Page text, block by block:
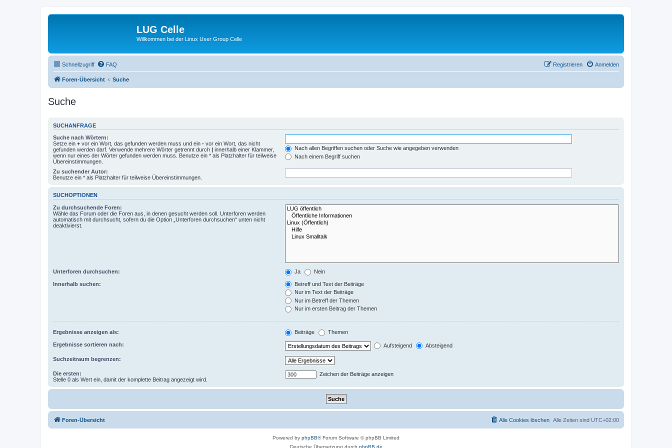
LUG Celle
Willkommen bei der Linux User Group Celle
Schnellzugriff FAQ Anmelden
Registrieren
Foren-Übersicht Suche
Suche
SUCHANFRAGE
Suche nach Wörtern:
Setze ein + vor ein Wort, das gefunden werden muss und ein - vor ein Wort, das nicht
gefunden werden darf. Verwende mehrere Wörter getrennt durch | innerhalb einer Klammer,
wenn nur eines der Wörter gefunden werden muss. Benutze ein * als Platzhalter für teilweise
Übereinstimmungen.
Nach allen Begriffen suchen oder Suche wie angegeben verwenden
Nach einem Begriff suchen
Zu suchender Autor:
Benutze ein * als Platzhalter für teilweise Übereinstimmungen.
SUCHOPTIONEN
Zu durchsuchende Foren:
Wähle das Forum oder die Foren aus, in denen gesucht werden soll. Unterforen werden
automatisch mit durchsucht, sofern du die Option „Unterforen durchsuchen“ unten nicht
deaktivierst.
Unterforen durchsuchen: Ja Nein
Innerhalb suchen:
Betreff und Text der Beiträge
Nur im Text der Beiträge
Nur im Betreff der Themen
Nur im ersten Beitrag der Themen
Ergebnisse anzeigen als: Beiträge Themen
Ergebnisse sortieren nach: Aufsteigend Absteigend
Suchzeitraum begrenzen:
Die ersten:
Stelle 0 als Wert ein, damit der komplette Beitrag angezeigt wird.
Zeichen der Beiträge anzeigen
Foren-Übersicht Alle Zeiten sind UTC+02:00
Alle Cookies löschen
Powered by phpBB® Forum Software © phpBB Limited
Deutsche Übersetzung durch phpBB.de